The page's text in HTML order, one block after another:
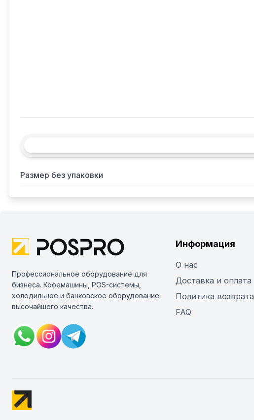
Размер без упаковки
Профессиональное оборудование для
бизнеса. Кофемашины, POS-системы,
холодильное и банковское оборудование
высочайшего качества.
Информация
О нас
Доставка и оплата
Политика возврата
FAQ